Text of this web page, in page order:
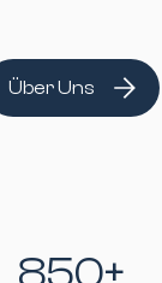
Über Uns